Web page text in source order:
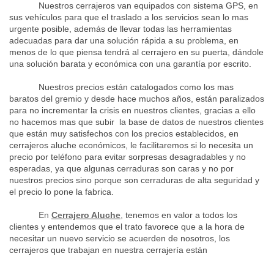
Nuestros cerrajeros van equipados con sistema GPS, en
sus vehículos para que el traslado a los servicios sean lo mas
urgente posible, además de llevar todas las herramientas
adecuadas para dar una solución rápida a su problema, en
menos de lo que piensa tendrá al cerrajero en su puerta, dándole
una solución barata y económica con una garantía por escrito.
Nuestros precios están catalogados como los mas
baratos del gremio y desde hace muchos años, están paralizados
para no incrementar la crisis en nuestros clientes, gracias a ello
no hacemos mas que subir la base de datos de nuestros clientes
que están muy satisfechos con los precios establecidos, en
cerrajeros aluche económicos, le facilitaremos si lo necesita un
precio por teléfono para evitar sorpresas desagradables y no
esperadas, ya que algunas cerraduras son caras y no por
nuestros precios sino porque son cerraduras de alta seguridad y
el precio lo pone la fabrica.
En Cerrajero Aluche, tenemos en valor a todos los
clientes y entendemos que el trato favorece que a la hora de
necesitar un nuevo servicio se acuerden de nosotros, los
cerrajeros que trabajan en nuestra cerrajería están